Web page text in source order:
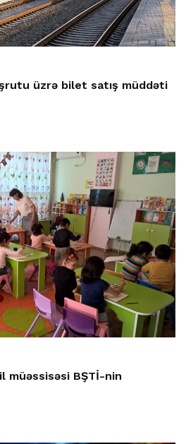
üzrə bilet satış müddəti
müəssisəsi BŞTİ-nin